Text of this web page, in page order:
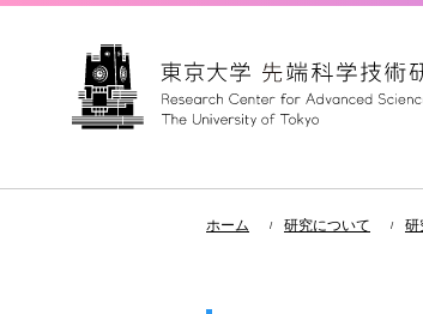
ホーム 研究について 研